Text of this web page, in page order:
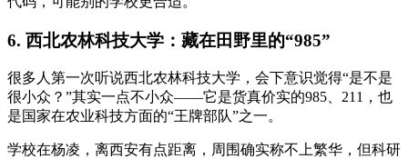
6. 西北农林科技大学：藏在田野里的“985”
很多人第一次听说西北农林科技大学，会下意识觉得“是不是
很小众？”其实一点不小众——它是货真价实的985、211，也
是国家在农业科技方面的“王牌部队”之一。
学校在杨凌，离西安有点距离，周围确实称不上繁华，但科研